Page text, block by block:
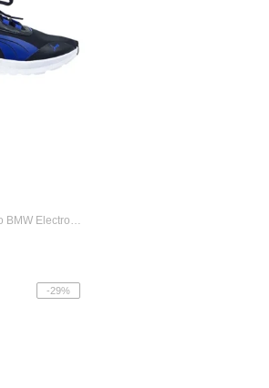
Tênis Puma Masculino BMW Electron E Preto
-29%